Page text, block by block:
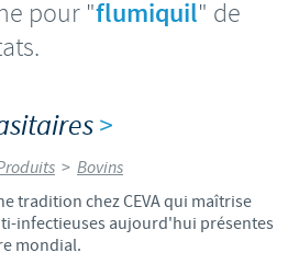
pour "flumiquil" de
>
> Bovins
tradition chez CEVA qui maîtrise
infectieuses aujourd'hui présentes
mondial.